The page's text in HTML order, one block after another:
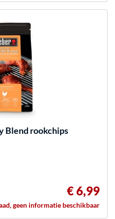
Blend rookchips
€ 6,99
geen informatie beschikbaar